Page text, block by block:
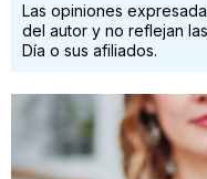
Las opiniones
del autor y no reflejan
Día o sus afiliados.